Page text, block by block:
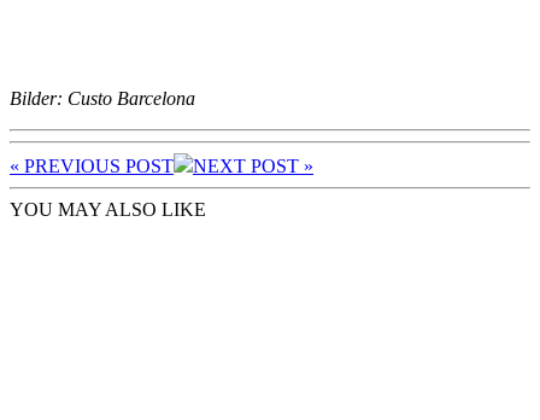
Bilder: Custo Barcelona
« PREVIOUS POST NEXT POST »
YOU MAY ALSO LIKE